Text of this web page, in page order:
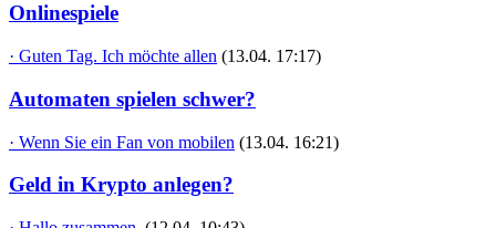
Onlinespiele
· Guten Tag. Ich möchte allen (13.04. 17:17)
Automaten spielen schwer?
· Wenn Sie ein Fan von mobilen (13.04. 16:21)
Geld in Krypto anlegen?